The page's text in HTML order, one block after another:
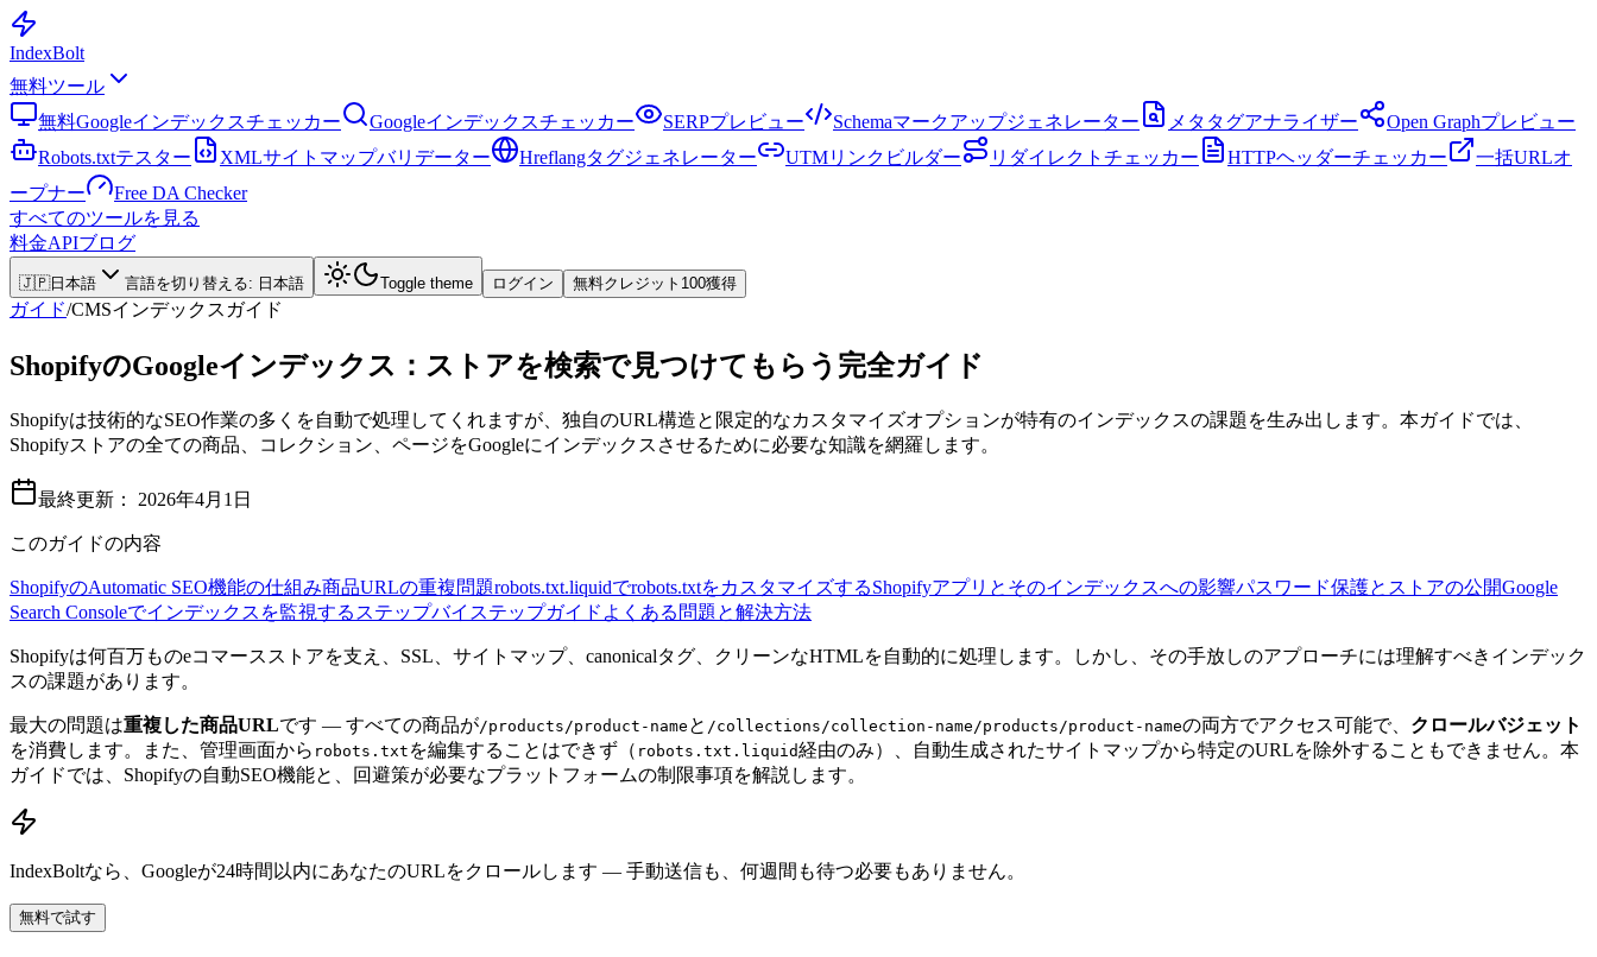
IndexBolt
無料ツール
無料Googleインデックスチェッカー
Googleインデックスチェッカー SERPプレビュー Schemaマークアップジェネレーター メタタグアナライザー
Open Graphプレビュー
Robots.txtテスター
XMLサイトマップバリデーター Hreflangタグジェネレーター UTMリンクビルダー リダイレクトチェッカー HTTPヘッダーチェッカー
一括URLオ
ープナー
Free DA Checker
すべてのツールを見る
料金APIブログ
🇯🇵日本語 言語を切り替える: 日本語 Toggle theme ログイン 無料クレジット100獲得
ガイド/CMSインデックスガイド
ShopifyのGoogleインデックス：ストアを検索で見つけてもらう完全ガイド
Shopifyは技術的なSEO作業の多くを自動で処理してくれますが、独自のURL構造と限定的なカスタマイズオプションが特有のインデックスの課題を生み出します。本ガイドでは、
Shopifyストアの全ての商品、コレクション、ページをGoogleにインデックスさせるために必要な知識を網羅します。
最終更新： 2026年4月1日
このガイドの内容
ShopifyのAutomatic SEO機能の仕組み商品URLの重複問題robots.txt.liquidでrobots.txtをカスタマイズするShopifyアプリとそのインデックスへの影響パスワード保護とストアの公開Google
Search Consoleでインデックスを監視する ステップバイステップガイド よくある問題と解決方法
Shopifyは何百万ものeコマースストアを支え、SSL、サイトマップ、canonicalタグ、クリーンなHTMLを自動的に処理します。しかし、その手放しのアプローチには理解すべきインデック
スの課題があります。
最大の問題は重複した商品URLです — すべての商品が/products/product-name と /collections/collection-name/products/product-nameの両方でアクセス可能で、 クロールバジェット
を消費します。また、管理画面から robots.txt を編集することはできず（ robots.txt.liquid経由のみ）、自動生成されたサイトマップから特定のURLを除外することもできません。本
ガイドでは、Shopifyの自動SEO機能と、回避策が必要なプラットフォームの制限事項を解説します。
IndexBoltなら、Googleが24時間以内にあなたのURLをクロールします — 手動送信も、何週間も待つ必要もありません。
無料で試す